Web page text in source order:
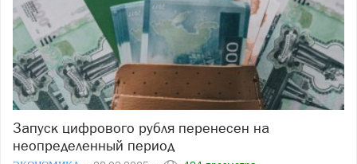
Запуск цифрового рубля перенесен на
неопределенный период